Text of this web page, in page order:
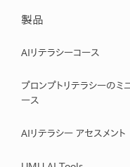
製品
AIリテラシーコース
プロンプトリテラシーのミ
ース
AIリテラシー アセスメント